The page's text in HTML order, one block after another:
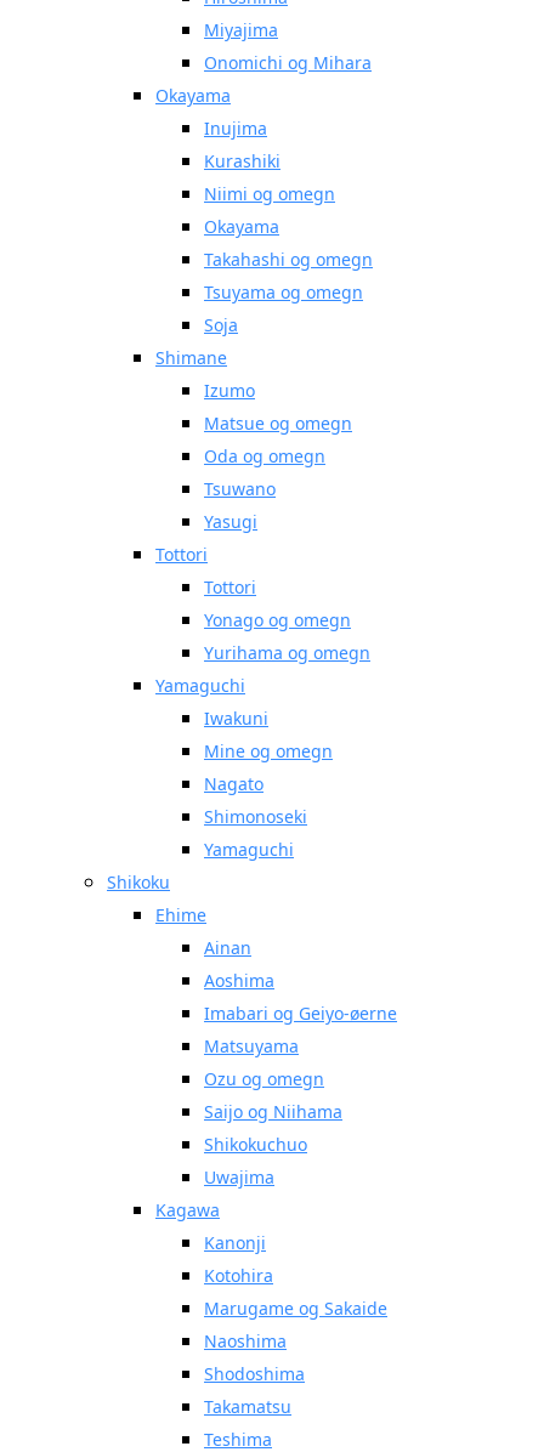
Miyajima
Onomichi og Mihara
Okayama
Inujima
Kurashiki
Niimi og omegn
Okayama
Takahashi og omegn
Tsuyama og omegn
Soja
Shimane
Izumo
Matsue og omegn
Oda og omegn
Tsuwano
Yasugi
Tottori
Tottori
Yonago og omegn
Yurihama og omegn
Yamaguchi
Iwakuni
Mine og omegn
Nagato
Shimonoseki
Yamaguchi
Shikoku
Ehime
Ainan
Aoshima
Imabari og Geiyo-øerne
Matsuyama
Ozu og omegn
Saijo og Niihama
Shikokuchuo
Uwajima
Kagawa
Kanonji
Kotohira
Marugame og Sakaide
Naoshima
Shodoshima
Takamatsu
Teshima